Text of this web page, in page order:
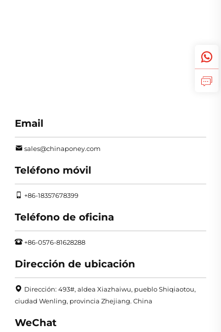
Email
sales@chinaponey.com
Teléfono móvil
+86-18357678399
Teléfono de oficina
+86-0576-81628288
Dirección de ubicación
Dirección: 493#, aldea Xiazhaiwu, pueblo Shiqiaotou,
ciudad Wenling, provincia Zhejiang. China
WeChat